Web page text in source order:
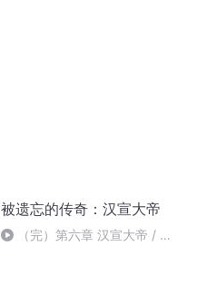
被遗忘的传奇：汉宣大帝
（完）第六章 汉宣大帝 / 后